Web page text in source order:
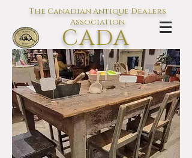
The Canadian Antique Dealers
Association
CADA
L'association des Antiquaires du
Canada